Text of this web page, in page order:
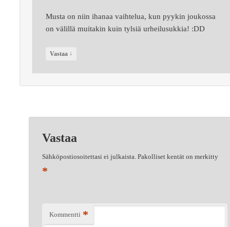
Musta on niin ihanaa vaihtelua, kun pyykin joukossa
on välillä muitakin kuin tylsiä urheilusukkia! :DD
Vastaa ↓
Vastaa
Sähköpostiosoitettasi ei julkaista. Pakolliset kentät on merkitty
*
Kommentti *